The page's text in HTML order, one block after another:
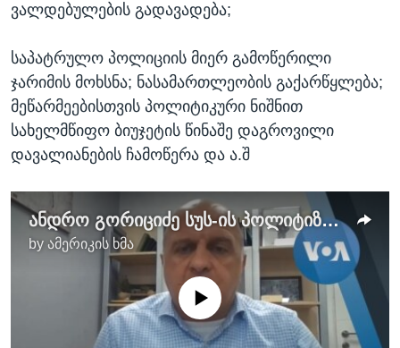
ვალდებულების გადავადება;
საპატრულო პოლიციის მიერ გამოწერილი
ჯარიმის მოხსნა; ნასამართლეობის გაქარწყლება;
მეწარმეებისთვის პოლიტიკური ნიშნით
სახელმწიფო ბიუჯეტის წინაშე დაგროვილი
დავალიანების ჩამოწერა და ა.შ
ანდრო გორიციძე სუს-ის პოლიტიზირების შესახებ
by ამერიკის ხმა
No media source currently available